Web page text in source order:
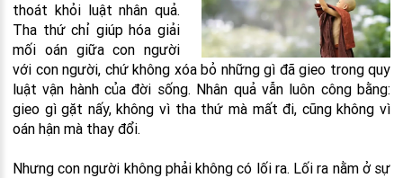
thoát khỏi luật nhân quả.
Tha thứ chỉ giúp hóa giải
mối oán giữa con người
với con người, chứ không xóa bỏ những gì đã gieo trong quy
luật vận hành của đời sống. Nhân quả vẫn luôn công bằng:
gieo gì gặt nấy, không vì tha thứ mà mất đi, cũng không vì
oán hận mà thay đổi.
Nhưng con người không phải không có lối ra. Lối ra nằm ở sự